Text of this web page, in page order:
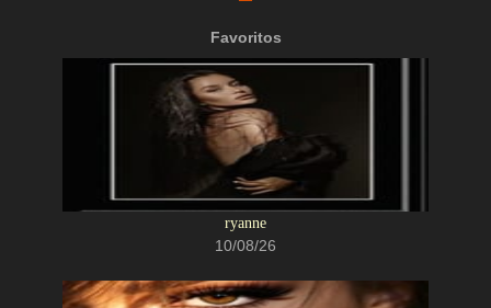
Favoritos
ryanne
10/08/26